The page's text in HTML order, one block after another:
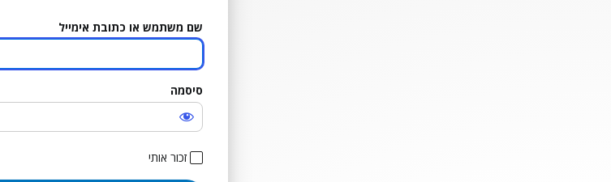
התחבר
שם משתמש או כתובת אימייל
סיסמה
זכור אותי